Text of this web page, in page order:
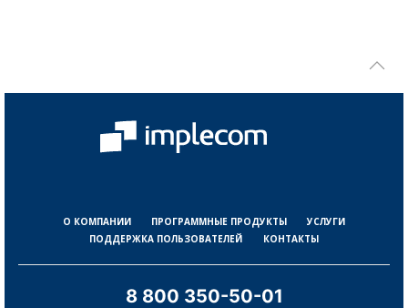
О КОМПАНИИ ПРОГРАММНЫЕ ПРОДУКТЫ
УСЛУГИ
ПОДДЕРЖКА ПОЛЬЗОВАТЕЛЕЙ
КОНТАКТЫ
8 800 350-50-01